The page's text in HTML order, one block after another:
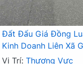
Đất Đấu Giá Đồng
Kinh Doanh Liên Xã
Vị Trí: Thượng Vực